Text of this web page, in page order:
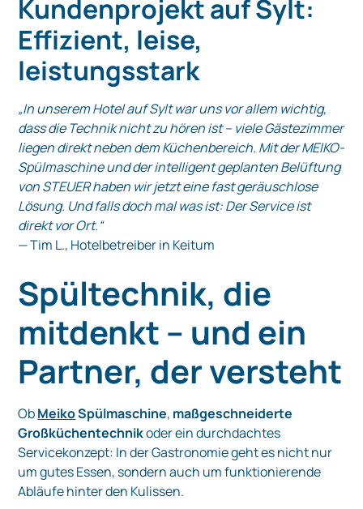
Kundenprojekt auf Sylt:
Effizient, leise,
leistungsstark
„In unserem Hotel auf Sylt war uns vor allem wichtig,
dass die Technik nicht zu hören ist – viele Gästezimmer
liegen direkt neben dem Küchenbereich. Mit der MEIKO-
Spülmaschine und der intelligent geplanten Belüftung
von STEUER haben wir jetzt eine fast geräuschlose
Lösung. Und falls doch mal was ist: Der Service ist
direkt vor Ort.“
— Tim L., Hotelbetreiber in Keitum
Spültechnik, die
mitdenkt – und ein
Partner, der versteht
ObMeikoSpülmaschine, maßgeschneiderte
Großküchentechnikoder ein durchdachtes
Servicekonzept: In der Gastronomie geht es nicht nur
um gutes Essen, sondern auch um funktionierende
Abläufe hinter den Kulissen.